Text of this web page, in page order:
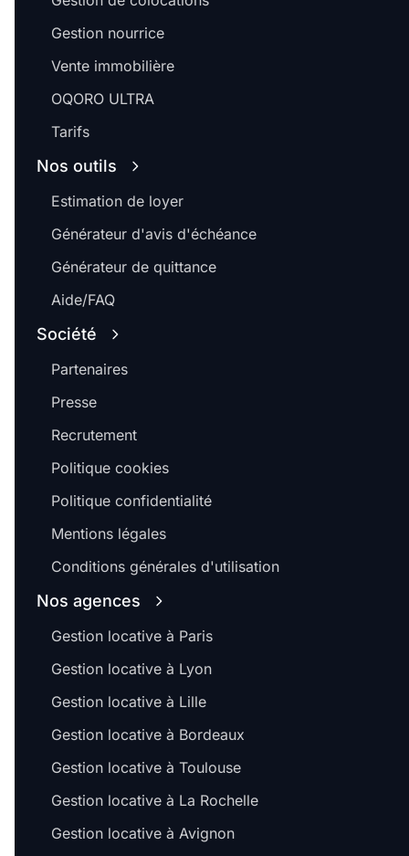
Gestion nourrice
Vente immobilière
OQORO ULTRA
Tarifs
Nos outils
Estimation de loyer
Générateur d'avis d'échéance
Générateur de quittance
Aide/FAQ
Société
Partenaires
Presse
Recrutement
Politique cookies
Politique confidentialité
Mentions légales
Conditions générales d'utilisation
Nos agences
Gestion locative à Paris
Gestion locative à Lyon
Gestion locative à Lille
Gestion locative à Bordeaux
Gestion locative à Toulouse
Gestion locative à La Rochelle
Gestion locative à Avignon